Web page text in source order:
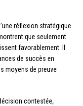
réflexion stratégique
que seulement
favorablement. Il
de succès en
moyens de preuve
contestée,